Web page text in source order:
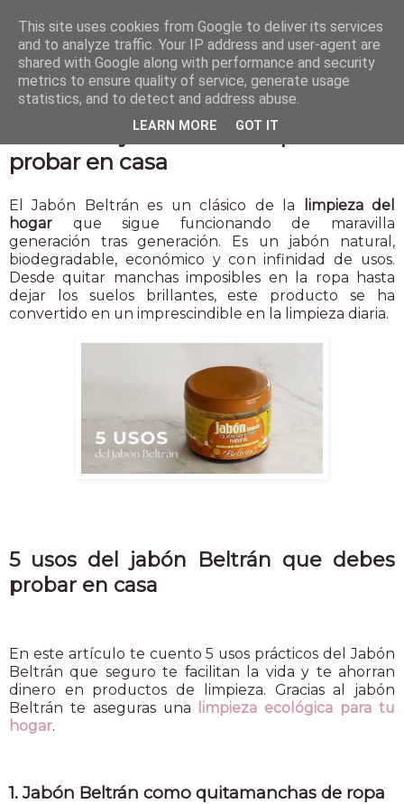
5 usos del jabón Beltrán que debes
probar en casa
El Jabón Beltrán es un clásico de la limpieza del
hogar que sigue funcionando de maravilla
generación tras generación. Es un jabón natural,
biodegradable, económico y con infinidad de usos.
Desde quitar manchas imposibles en la ropa hasta
dejar los suelos brillantes, este producto se ha
convertido en un imprescindible en la limpieza diaria.
5 usos del jabón Beltrán que debes
probar en casa
En este artículo te cuento 5 usos prácticos del Jabón
Beltrán que seguro te facilitan la vida y te ahorran
dinero en productos de limpieza. Gracias al jabón
Beltrán te aseguras una
limpieza ecológica para tu
hogar.
1. Jabón Beltrán como quitamanchas de ropa
This site uses cookies from Google to deliver its services
and to analyze traffic. Your IP address and user-agent are
shared with Google along with performance and security
metrics to ensure quality of service, generate usage
statistics, and to detect and address abuse.
LEARN MORE GOT IT